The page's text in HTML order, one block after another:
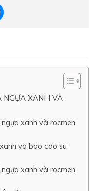
NGỰA XANH VÀ
xanh và rocmen
và bao cao su
xanh và rocmen